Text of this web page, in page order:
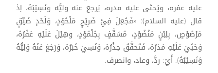
عليه عفره، ويُحثى عليه مدره، يَرجع عنه وليُّه ونَسِيْبُهُ، إذ
قال (عليه السلام): «فَجُعِلَ فِيْ ضَرِيْحٍ مَلْحُوْدٍ، وَلَحْدٍ ضَيِّقٍ
مَرْصُوْصٍ، بِلِبْنٍ مَنْضُوْدٍ، مُسَقَّفٍ بِجُلْمُوْدٍ، وهِيْلَ عَلَيْهِ عَفْرُهُ،
وَحُثِيَ عَلَيْهِ مَدَرُهُ، فَتَحقَّقَ حِذْرُهُ، وَنُسِيَ خَبَرُهُ، وَرَجَعَ عَنْهُ وَلِيُّهُ
وَنَسِيْبُهُ). أَيْ: ردَّ، وعاد، وانصرف.